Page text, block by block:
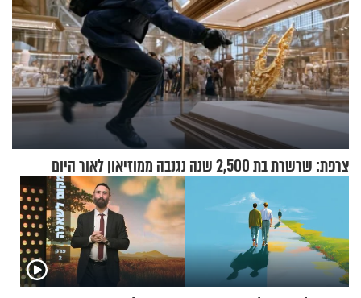
צרפת: שרשרת בת 2,500 שנה נגנבה ממוזיאון לאור היום